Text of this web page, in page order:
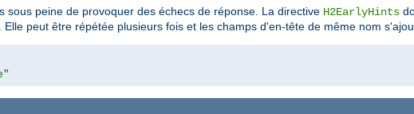
sous peine de provoquer des échecs de réponse. La directive H2EarlyHints
peut être répétée plusieurs fois et les champs d'en-tête de même nom